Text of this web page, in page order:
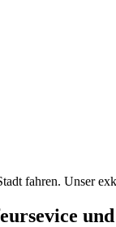
fahren. Unser
und